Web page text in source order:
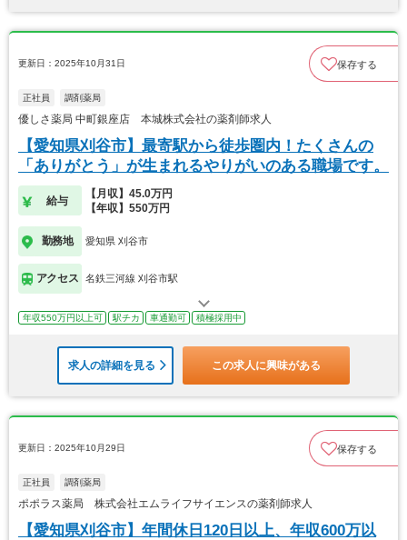
更新日：2025年10月31日 保存する
正社員 調剤薬局
優しさ薬局 中町銀座店 本城株式会社の薬剤師求人
【愛知県刈谷市】最寄駅から徒歩圏内！たくさんの
「ありがとう」が生まれるやりがいのある職場です。
給与
【月収】45.0万円
【年収】550万円
勤務地 愛知県 刈谷市
アクセス 名鉄三河線 刈谷市駅
年収550万円以上可 駅チカ 車通勤可 積極採用中
求人の詳細を見る この求人に興味がある
更新日：2025年10月29日 保存する
正社員 調剤薬局
ポポラス薬局 株式会社エムライフサイエンスの薬剤師求人
【愛知県刈谷市】年間休日120日以上、年収600万以